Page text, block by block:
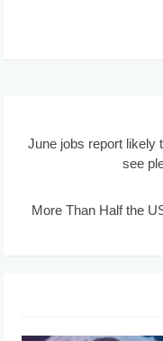
June jobs report likely
see
More Than Half the